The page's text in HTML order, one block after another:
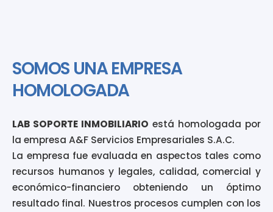
SOMOS UNA EMPRESA
HOMOLOGADA
LAB SOPORTE INMOBILIARIO está homologada por
la empresa A&F Servicios Empresariales S.A.C.
La empresa fue evaluada en aspectos tales como
recursos humanos y legales, calidad, comercial y
económico-financiero obteniendo un óptimo
resultado final. Nuestros procesos cumplen con los